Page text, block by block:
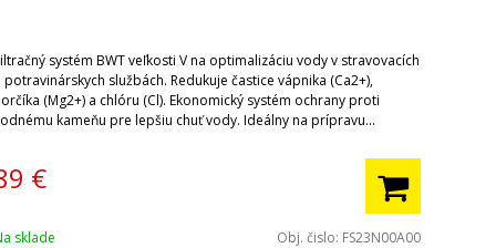
systém BWT veľkosti V na optimalizáciu vody v stravovacích
potravinárskych službách. Redukuje častice vápnika (Ca2+),
(Mg2+) a chlóru (Cl). Ekonomický systém ochrany proti
kameňu pre lepšiu chuť vody. Ideálny na prípravu
€
sklade Obj. čislo: FS23N00A00